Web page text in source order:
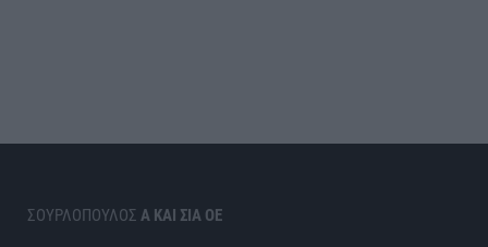
ΣΟΥΡΛΟΠΟΥΛΟΣ Α ΚΑΙ ΣΙΑ ΟΕ